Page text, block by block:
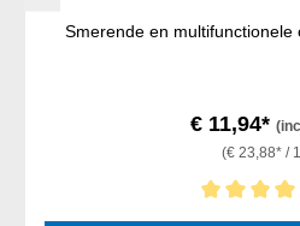
Smerende en multifunctionele
€ 11,94*
(€ 23,88* /
Gemiddelde waardering van 5